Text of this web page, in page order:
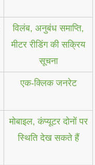
विलंब, अनुबंध समाप्ति,
मीटर रीडिंग की सक्रिय
सूचना
एक-क्लिक जनरेट
मोबाइल, कंप्यूटर दोनों पर
स्थिति देख सकते हैं